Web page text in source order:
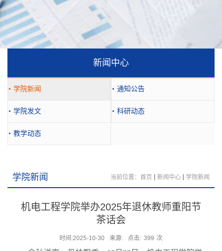
新闻中心
学院新闻 通知公告
学院发文 科研动态
教学动态
学院新闻 当前位置： 首页 新闻中心 学院新闻
机电工程学院举办2025年退休教师重阳节
茶话会
时间:2025-10-30 来源: 点击: 399 次